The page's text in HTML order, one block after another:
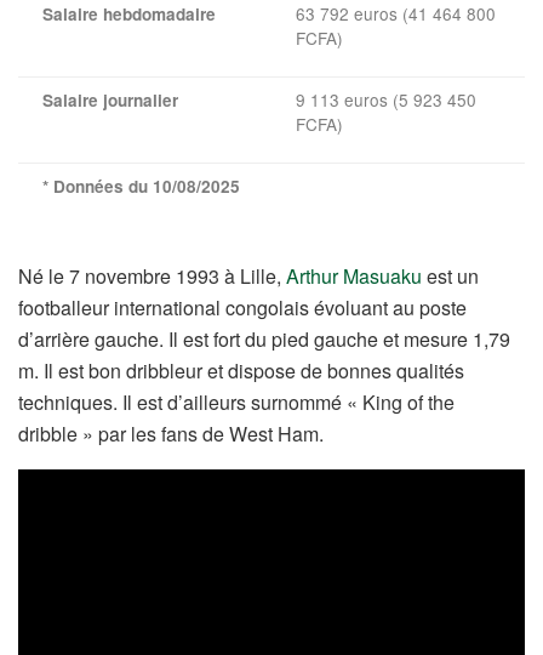
Salaire hebdomadaire
63 792 euros (41 464 800
FCFA)
Salaire journalier
9 113 euros (5 923 450
FCFA)
* Données du 10/08/2025
Né le 7 novembre 1993 à Lille, Arthur Masuaku est un
footballeur international congolais évoluant au poste
d’arrière gauche. Il est fort du pied gauche et mesure 1,79
m. Il est bon dribbleur et dispose de bonnes qualités
techniques. Il est d’ailleurs surnommé « King of the
dribble » par les fans de West Ham.